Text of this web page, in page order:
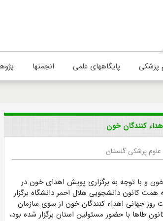
پزشکی پایگاههای علمی انجمنها
کنندگان خون
علوم پزشکی گلستان
و با توجه به برگزاری پویش اهدای خون در
کانون دانشجویی هلال احمر دانشگاه برگزار
روز جهانی اهداء کنندگان خون از سوی سازمان
طاها با حضور مسئولین استان برگزار شده بود،